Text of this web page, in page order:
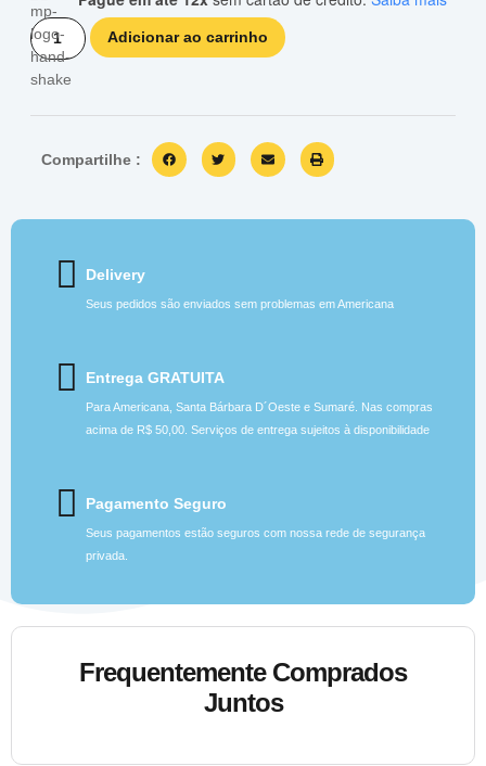
Adicionar ao carrinho
Compartilhe :
Delivery
Seus pedidos são enviados sem problemas em Americana
Entrega GRATUITA
Para Americana, Santa Bárbara D´Oeste e Sumaré. Nas compras
acima de R$ 50,00. Serviços de entrega sujeitos à disponibilidade
Pagamento Seguro
Seus pagamentos estão seguros com nossa rede de segurança
privada.
Frequentemente Comprados
Juntos